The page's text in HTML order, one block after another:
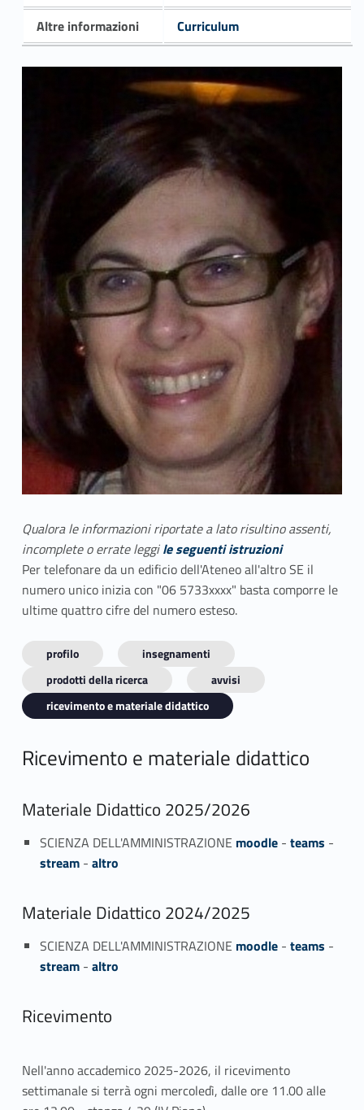
Altre informazioni
Curriculum
Qualora le informazioni riportate a lato risultino assenti,
incomplete o errate leggile seguenti istruzioni
Per telefonare da un edificio dell'Ateneo all'altro SE il
numero unico inizia con "06 5733xxxx" basta comporre le
ultime quattro cifre del numero esteso.
profilo
insegnamenti
prodotti della ricerca
avvisi
ricevimento e materiale didattico
Ricevimento e materiale didattico
Materiale Didattico 2025/2026
SCIENZA DELL'AMMINISTRAZIONE moodle- teams -
stream- altro
Materiale Didattico 2024/2025
SCIENZA DELL'AMMINISTRAZIONE moodle- teams -
stream- altro
Ricevimento
Nell'anno accademico 2025-2026, il ricevimento
settimanale si terrà ogni mercoledì, dalle ore 11.00 alle